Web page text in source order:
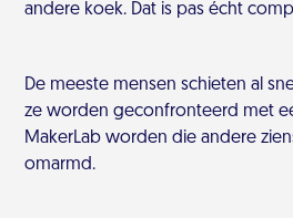
andere koek. Dat is pas écht
De meeste mensen schieten al
ze worden geconfronteerd met
MakerLab worden die andere
omarmd.